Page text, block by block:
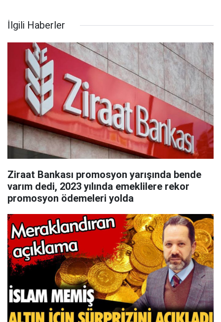
İlgili Haberler
Ziraat Bankası promosyon yarışında bende
varım dedi, 2023 yılında emeklilere rekor
promosyon ödemeleri yolda